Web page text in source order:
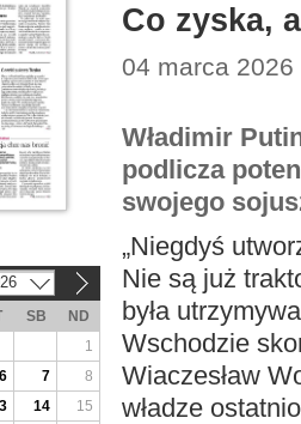
Co zyska,
04 marca 2026
Władimir
podlicza
swojego
„Niegdyś
Nie są już
była
Wschodzie
Wiaczesław
władze
SB
ND
1
6 7
8
14
15